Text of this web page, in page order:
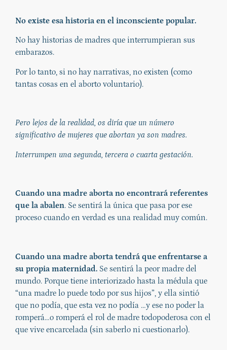
No existe esa historia en el inconsciente popular.
No hay historias de madres que interrumpieran sus
embarazos.
Por lo tanto, si no hay narrativas, no existen (como
tantas cosas en el aborto voluntario).
Pero lejos de la realidad, os diría que un número
significativo de mujeres que abortan ya son madres.
Interrumpen una segunda, tercera o cuarta gestación.
Cuando una madre aborta no encontrará referentes
que la abalen. Se sentirá la única que pasa por ese
proceso cuando en verdad es una realidad muy común.
Cuando una madre aborta tendrá que enfrentarse a
su propia maternidad. Se sentirá la peor madre del
mundo. Porque tiene interiorizado hasta la médula que
“una madre lo puede todo por sus hijos”, y ella sintió
que no podía, que esta vez no podía …y ese no poder la
romperá…o romperá el rol de madre todopoderosa con el
que vive encarcelada (sin saberlo ni cuestionarlo).